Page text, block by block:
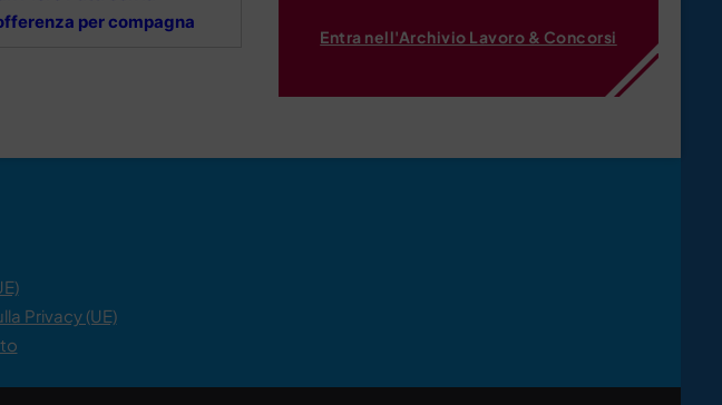
per compagna
Entra nell'Archivio Lavoro & Concorsi
Privacy (UE)